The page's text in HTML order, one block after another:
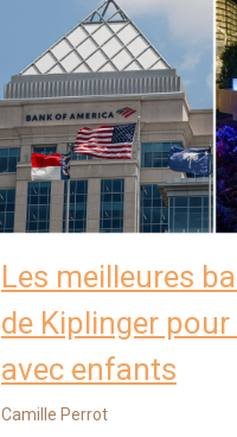
Les meilleures
de Kiplinger
avec enfants
Camille Perrot